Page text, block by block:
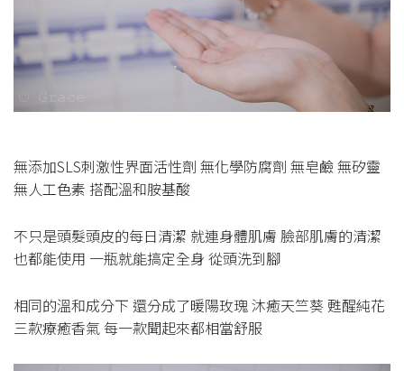
無添加SLS刺激性界面活性劑 無化學防腐劑 無皂鹼 無矽靈
無人工色素 搭配溫和胺基酸
不只是頭髮頭皮的每日清潔 就連身體肌膚 臉部肌膚的清潔
也都能使用 一瓶就能搞定全身 從頭洗到腳
相同的溫和成分下 還分成了暖陽玫瑰 沐癒天竺葵 甦醒純花
三款療癒香氣 每一款聞起來都相當舒服